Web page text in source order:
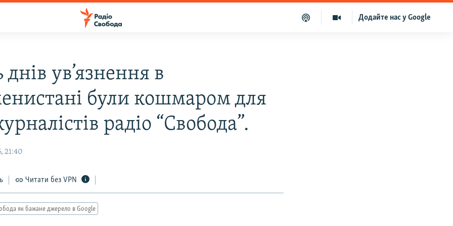
Додайте нас у Google
днів ув’язнення в
були кошмаром для
радіо “Свобода”.
21:40
Читати без VPN
як бажане джерело в Google